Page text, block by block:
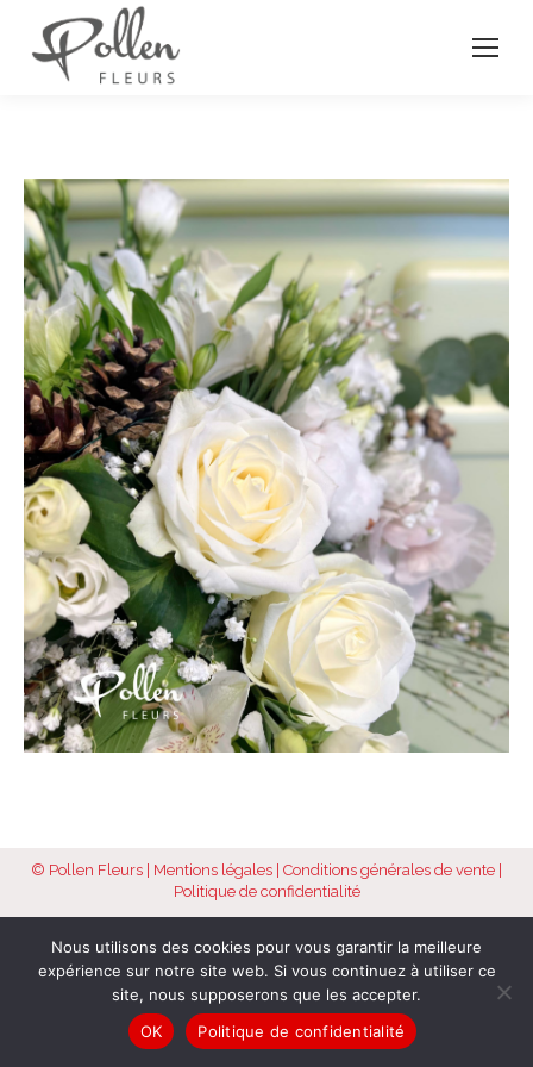
© Pollen Fleurs | Mentions légales Conditions générales de vente
Politique de confidentialité
Nous utilisons des cookies pour vous garantir la meilleure
expérience sur notre site web. Si vous continuez à utiliser ce
site, nous supposerons que les accepter.
OK
Politique de confidentialité